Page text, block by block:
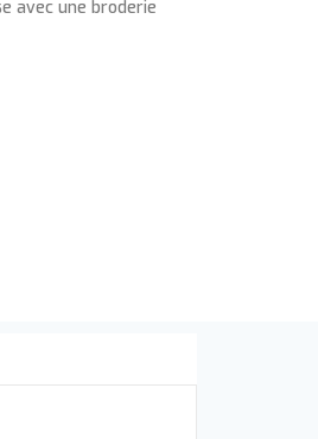
avec une broderie